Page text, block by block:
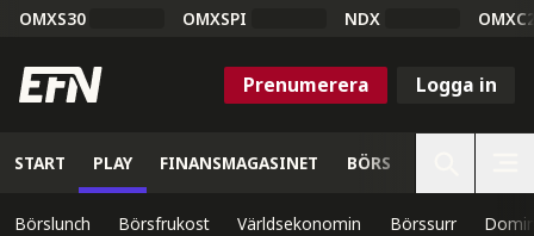
OMXS30 OMXSPI NDX
Prenumerera Logga in
START PLAY FINANSMAGASINET BÖRS
Börslunch Börsfrukost Världsekonomin Börssurr